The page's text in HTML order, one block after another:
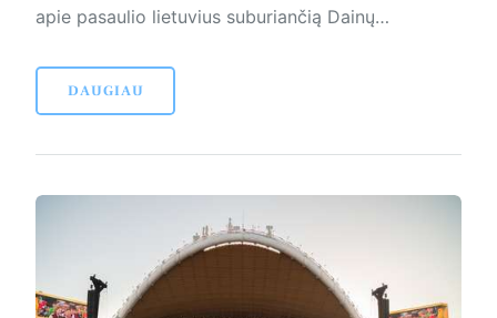
apie pasaulio lietuvius suburiančią Dainų…
DAUGIAU